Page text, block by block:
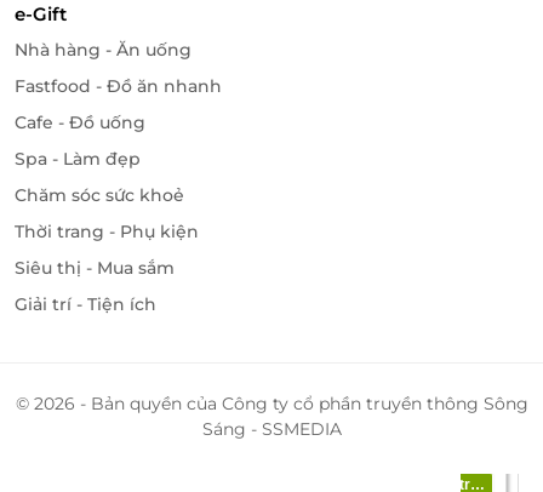
e-Gift
Nhà hàng - Ăn uống
Fastfood - Đồ ăn nhanh
Cafe - Đồ uống
Spa - Làm đẹp
Chăm sóc sức khoẻ
Thời trang - Phụ kiện
Siêu thị - Mua sắm
Giải trí - Tiện ích
© 2026 - Bản quyền của Công ty cổ phần truyền thông Sông
Sáng - SSMEDIA